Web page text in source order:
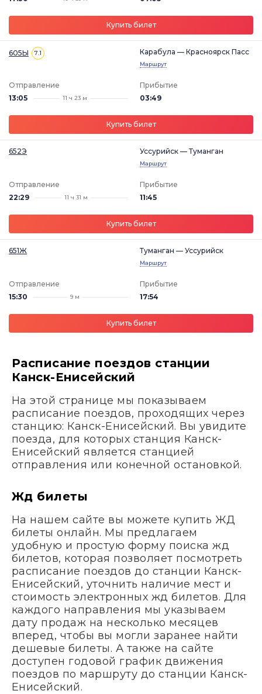
Купить билет
605Ы 7.1 Карабула — Красноярск Пасс
Маршрут
Отправление
13:05
11 ч 23 м
Прибытие
03:49
Купить билет
652Э Уссурийск — Туманган
Маршрут
Отправление
22:29
11 ч 31 м
Прибытие
11:45
Купить билет
651Ж Туманган — Уссурийск
Маршрут
Отправление
15:30
9 м
Прибытие
17:54
Купить билет
Расписание поездов станции
Канск-Енисейский
На этой странице мы показываем
расписание поездов, проходящих через
станцию: Канск-Енисейский. Вы увидите
поезда, для которых станция Канск-
Енисейский является станцией
отправления или конечной остановкой.
Жд билеты
На нашем сайте вы можете купить ЖД
билеты онлайн. Мы предлагаем
удобную и простую форму поиска жд
билетов, которая позволяет посмотреть
расписание поездов до станции Канск-
Енисейский, уточнить наличие мест и
стоимость электронных жд билетов. Для
каждого направления мы указываем
дату продаж на несколько месяцев
вперед, чтобы вы могли заранее найти
дешевые билеты. А также на сайте
доступен годовой график движения
поездов по маршруту до станции Канск-
Енисейский.